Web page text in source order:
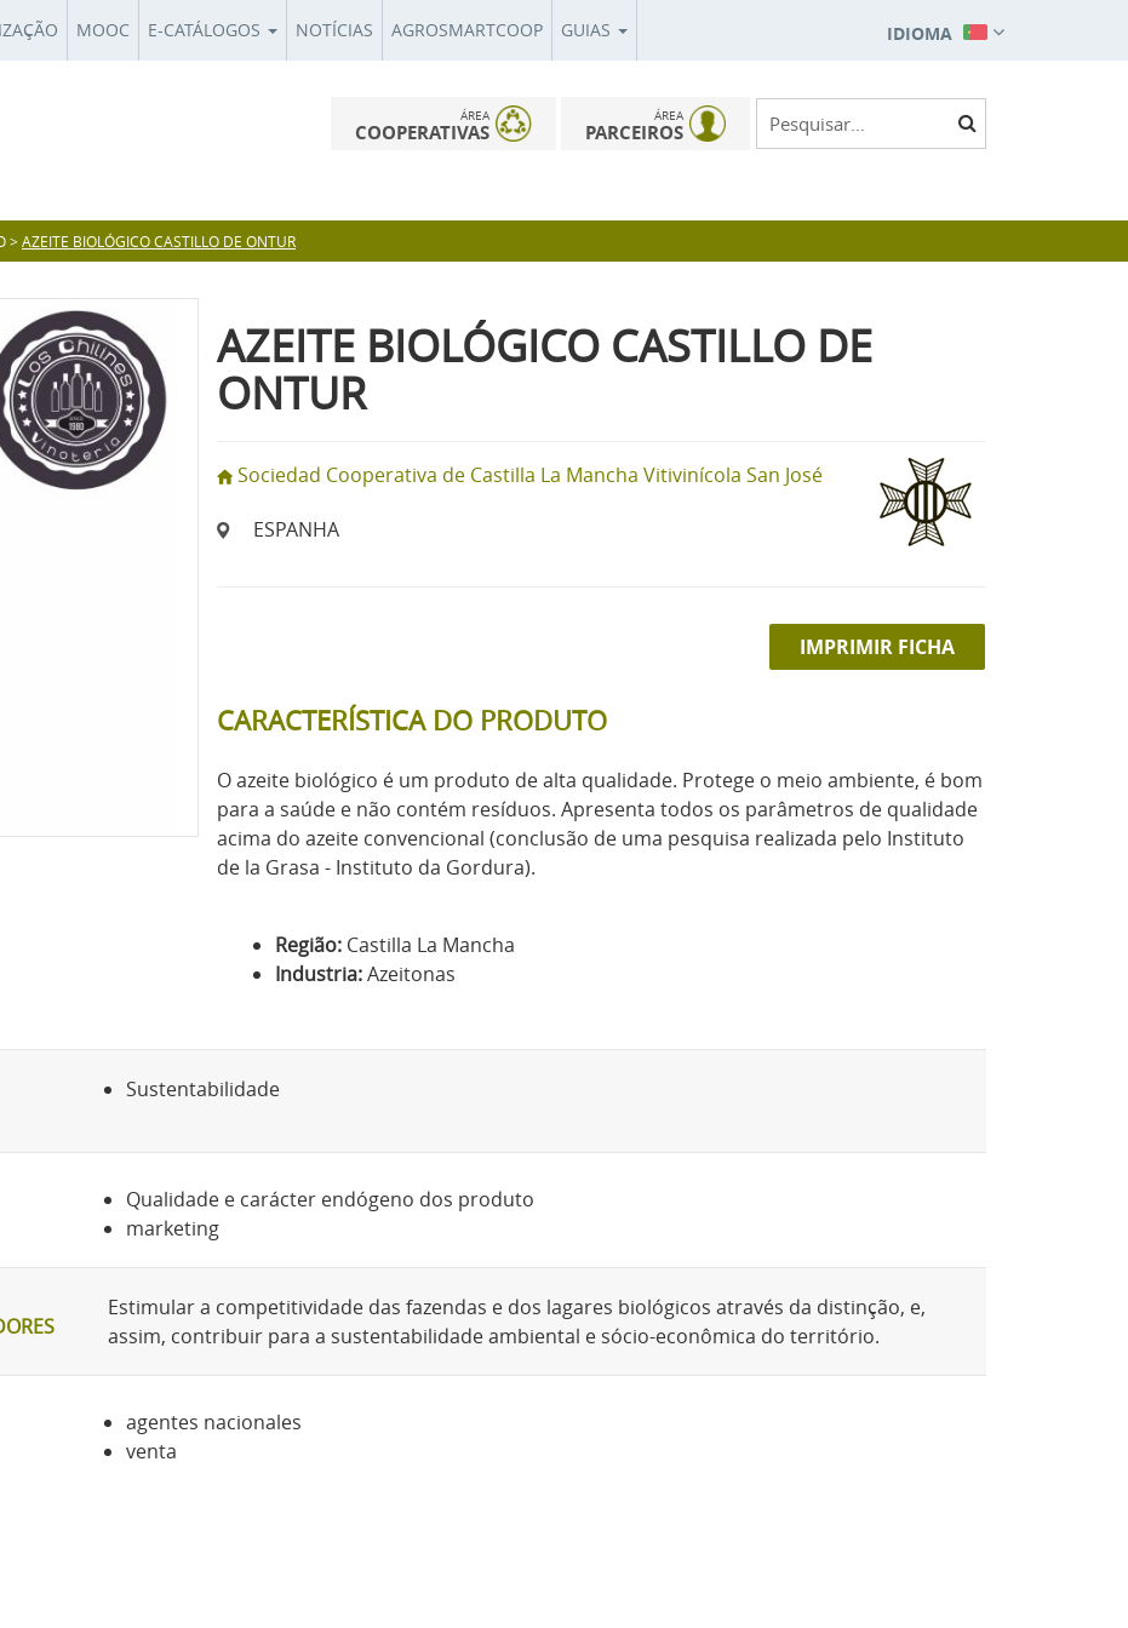
MOOC E-CATÁLOGOS NOTÍCIAS AGROSMARTCOOP GUIAS IDIOMA
ÁREA
COOPERATIVAS
ÁREA
PARCEIROS
>AZEITE BIOLÓGICO CASTILLO DE ONTUR
AZEITE BIOLÓGICO CASTILLO DE
ONTUR
Sociedad Cooperativa de Castilla La Mancha Vitivinícola San José
ESPANHA
IMPRIMIR FICHA
CARACTERÍSTICA DO PRODUTO
O azeite biológico é um produto de alta qualidade. Protege o meio ambiente, é bom
para a saúde e não contém resíduos. Apresenta todos os parâmetros de qualidade
acima do azeite convencional (conclusão de uma pesquisa realizada pelo Instituto
de la Grasa - Instituto da Gordura).
Região: Castilla La Mancha
Industria:Azeitonas
Sustentabilidade
Qualidade e carácter endógeno dos produto
marketing
Estimular a competitividade das fazendas e dos lagares biológicos através da distinção, e,
assim, contribuir para a sustentabilidade ambiental e sócio-econômica do território.
agentes nacionales
venta